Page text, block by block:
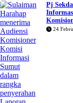
Pj
24